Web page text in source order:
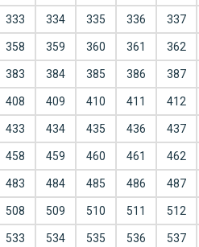
333 334 335 336 337
358 359 360 361 362
383 384 385 386 387
408 409 410 411 412
433 434 435 436 437
458 459 460 461 462
483 484 485 486 487
508 509 510 511 512
533 534 535 536 537